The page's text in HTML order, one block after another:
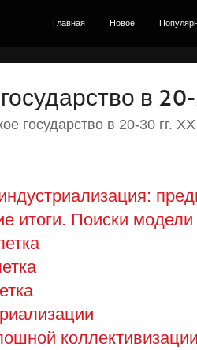
Главная Новое
в 20-
государство в 20-30 гг.
итоги. Поиски